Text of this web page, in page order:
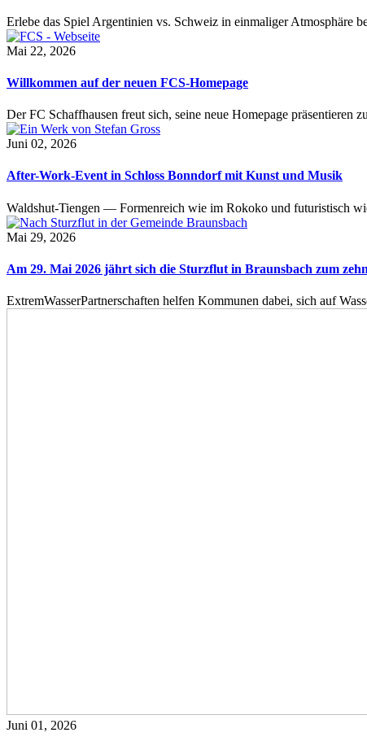
Erlebe das Spiel Argentinien vs. Schweiz in einmaliger
Mai 22, 2026
Willkommen auf der neuen FCS-Homepage
Der FC Schaffhausen freut sich, seine neue Homepage
Juni 02, 2026
After-Work-Event in Schloss Bonndorf mit Kunst und Musik
Waldshut-Tiengen — Formenreich wie im Rokoko und futuristisch
Mai 29, 2026
Am 29. Mai 2026 jährt sich die Sturzflut in Braunsbach zum
ExtremWasserPartnerschaften helfen Kommunen dabei, sich auf
Juni 01, 2026